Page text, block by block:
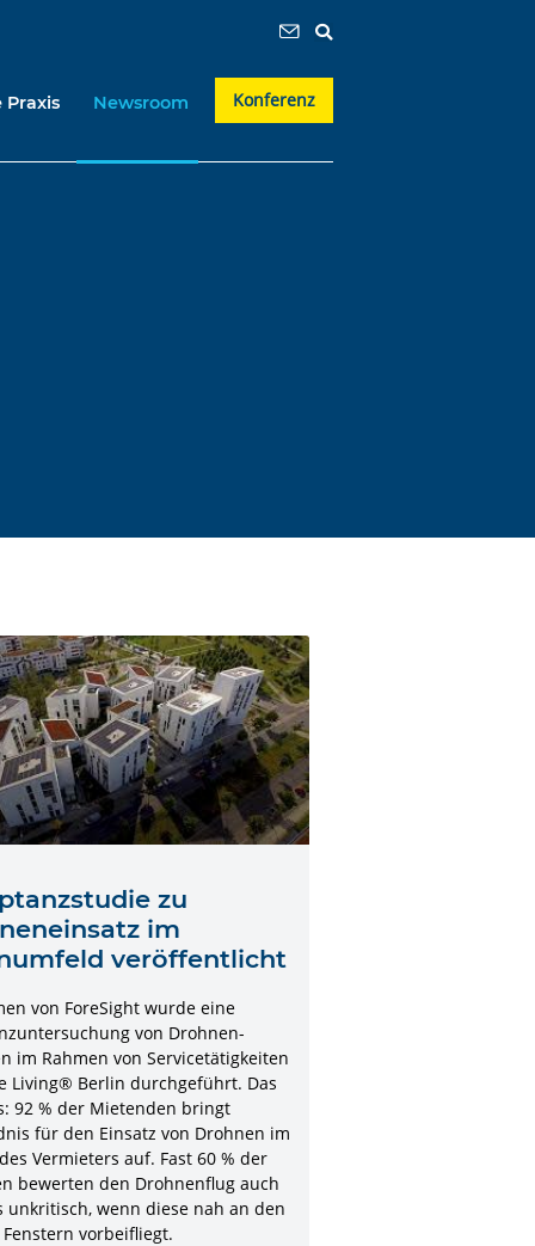
Praxis Newsroom Konferenz
zu
im
veröffentlicht
von ForeSight wurde eine
von Drohnen-
im Rahmen von Servicetätigkeiten
Living® Berlin durchgeführt. Das
92 % der Mietenden bringt
für den Einsatz von Drohnen im
Vermieters auf. Fast 60 % der
bewerten den Drohnenflug auch
unkritisch, wenn diese nah an den
vorbeifliegt.